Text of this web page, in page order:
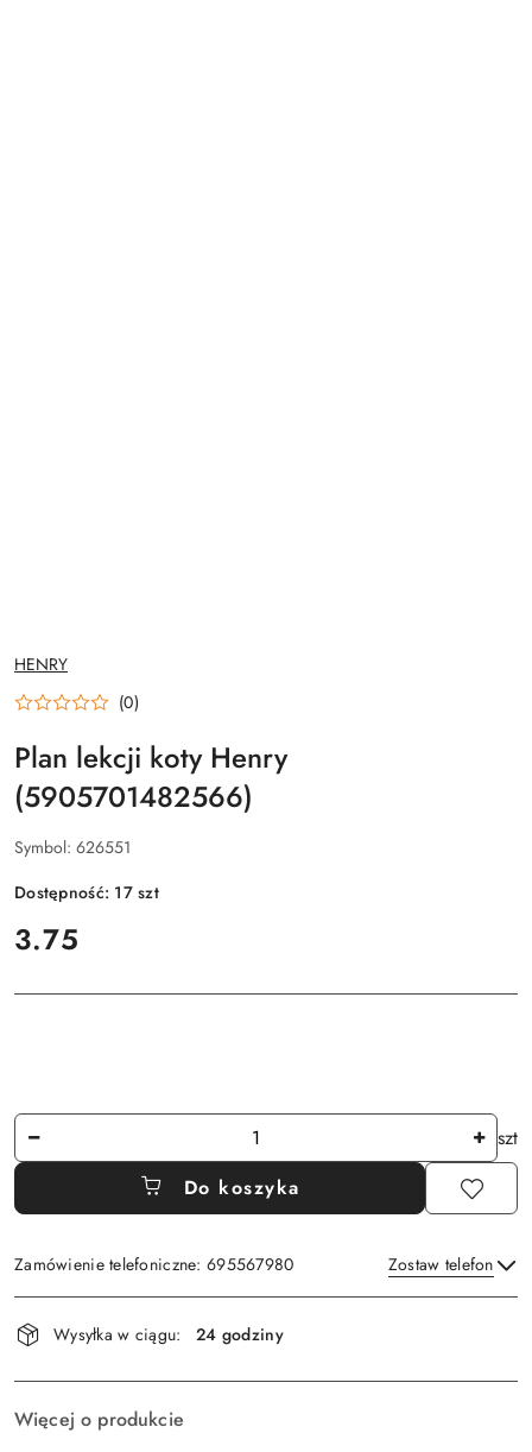
NAZWA
PRODUCENTA:
HENRY
(0)
Plan lekcji koty Henry
(5905701482566)
Symbol: 626551
Dostępność: 17szt
cena:
3.75
Ilość
szt
Do koszyka
Zamówienie telefoniczne: 695567980 Zostaw telefon
Dostępność
i
dostawa
Wysyłka w ciągu: 24 godziny
Więcej o produkcie